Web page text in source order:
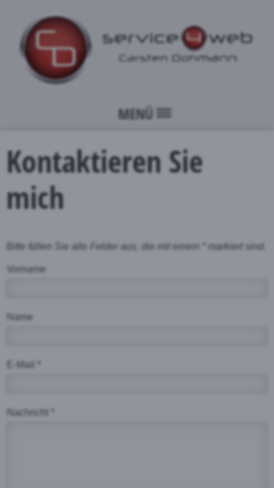
MENÜ
Kontaktieren Sie
mich
Bitte füllen Sie alle Felder aus, die mit einem * markiert sind.
Vorname
Name
E-Mail *
Nachricht *